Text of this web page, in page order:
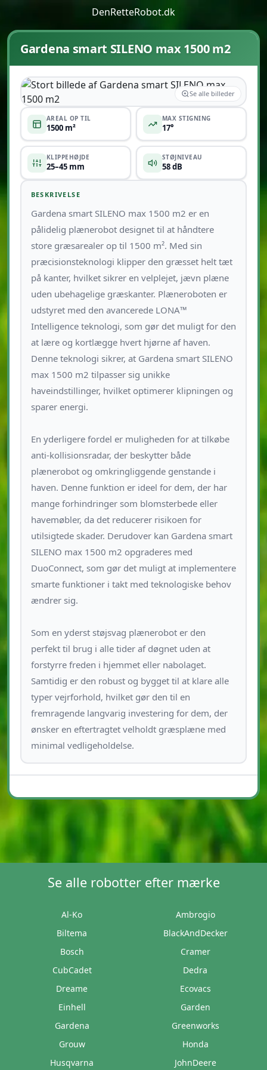
DenRetteRobot.dk
Gardena smart SILENO max 1500 m2
Se alle billeder
AREAL OP TIL
1500 m²
MAX STIGNING
17°
KLIPPEHØJDE
25–45 mm
STØJNIVEAU
58 dB
BESKRIVELSE
Gardena smart SILENO max 1500 m2 er en
pålidelig plænerobot designet til at håndtere
store græsarealer op til 1500 m². Med sin
præcisionsteknologi klipper den græsset helt tæt
på kanter, hvilket sikrer en velplejet, jævn plæne
uden ubehagelige græskanter. Plæneroboten er
udstyret med den avancerede LONA™
Intelligence teknologi, som gør det muligt for den
at lære og kortlægge hvert hjørne af haven.
Denne teknologi sikrer, at Gardena smart SILENO
max 1500 m2 tilpasser sig unikke
haveindstillinger, hvilket optimerer klipningen og
sparer energi.
En yderligere fordel er muligheden for at tilkøbe
anti-kollisionsradar, der beskytter både
plænerobot og omkringliggende genstande i
haven. Denne funktion er ideel for dem, der har
mange forhindringer som blomsterbede eller
havemøbler, da det reducerer risikoen for
utilsigtede skader. Derudover kan Gardena smart
SILENO max 1500 m2 opgraderes med
DuoConnect, som gør det muligt at implementere
smarte funktioner i takt med teknologiske behov
ændrer sig.
Som en yderst støjsvag plænerobot er den
perfekt til brug i alle tider af døgnet uden at
forstyrre freden i hjemmet eller nabolaget.
Samtidig er den robust og bygget til at klare alle
typer vejrforhold, hvilket gør den til en
fremragende langvarig investering for dem, der
ønsker en eftertragtet velholdt græsplæne med
minimal vedligeholdelse.
Se alle robotter efter mærke
Al-Ko
Ambrogio
Biltema
BlackAndDecker
Bosch
Cramer
CubCadet
Dedra
Dreame
Ecovacs
Einhell
Garden
Gardena
Greenworks
Grouw
Honda
Husqvarna
JohnDeere